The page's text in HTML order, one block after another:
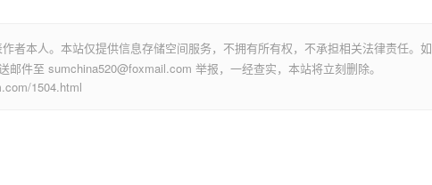
者本人。本站仅提供信息存储空间服务，不拥有所有权，不承担相关法律责任。如
件至 sumchina520@foxmail.com 举报，一经查实，本站将立刻删除。
1504.html